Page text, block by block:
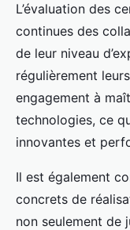
L’évaluation des
continues des
de leur niveau
régulièrement
engagement à
technologies, ce
innovantes et
Il est également
concrets de
non seulement de